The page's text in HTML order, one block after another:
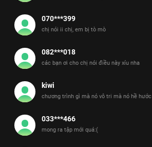
070***399
chị nói ii chị, em bị tò mò
082***018
các bạn ơi cho chị nói điều này xíu nha
kiwi
chương trình gì mà nó vô tri mà nó hề hước
033***466
mong ra tập mới quá:(